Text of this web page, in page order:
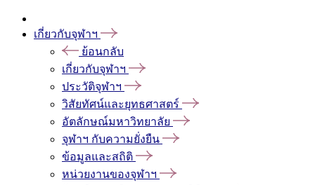
เกี่ยวกับจุฬาฯ
ย้อนกลับ
เกี่ยวกับจุฬาฯ
ประวัติจุฬาฯ
วิสัยทัศน์และยุทธศาสตร์
อัตลักษณ์มหาวิทยาลัย
จุฬาฯ กับความยั่งยืน
ข้อมูลและสถิติ
หน่วยงานของจุฬาฯ